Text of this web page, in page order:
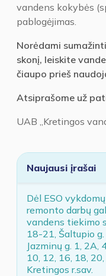
vandens kokybės
pablogėjimas.
Norėdami
skonį, leiskite
čiaupo prieš
Atsiprašome už
UAB „Kretingos
Naujausi įrašai
Dėl ESO
remonto darbų
vandens tiekimo
18-21, Šaltupio
Jazminų g. 1, 2A,
10, 12, 16, 18,
Kretingos r.sav.